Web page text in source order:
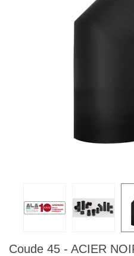
Coude 45 - ACIER